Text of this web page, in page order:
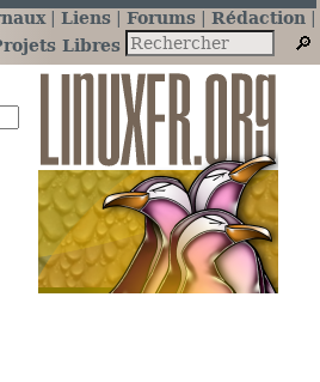
Liens Forums
Rédaction
Libres